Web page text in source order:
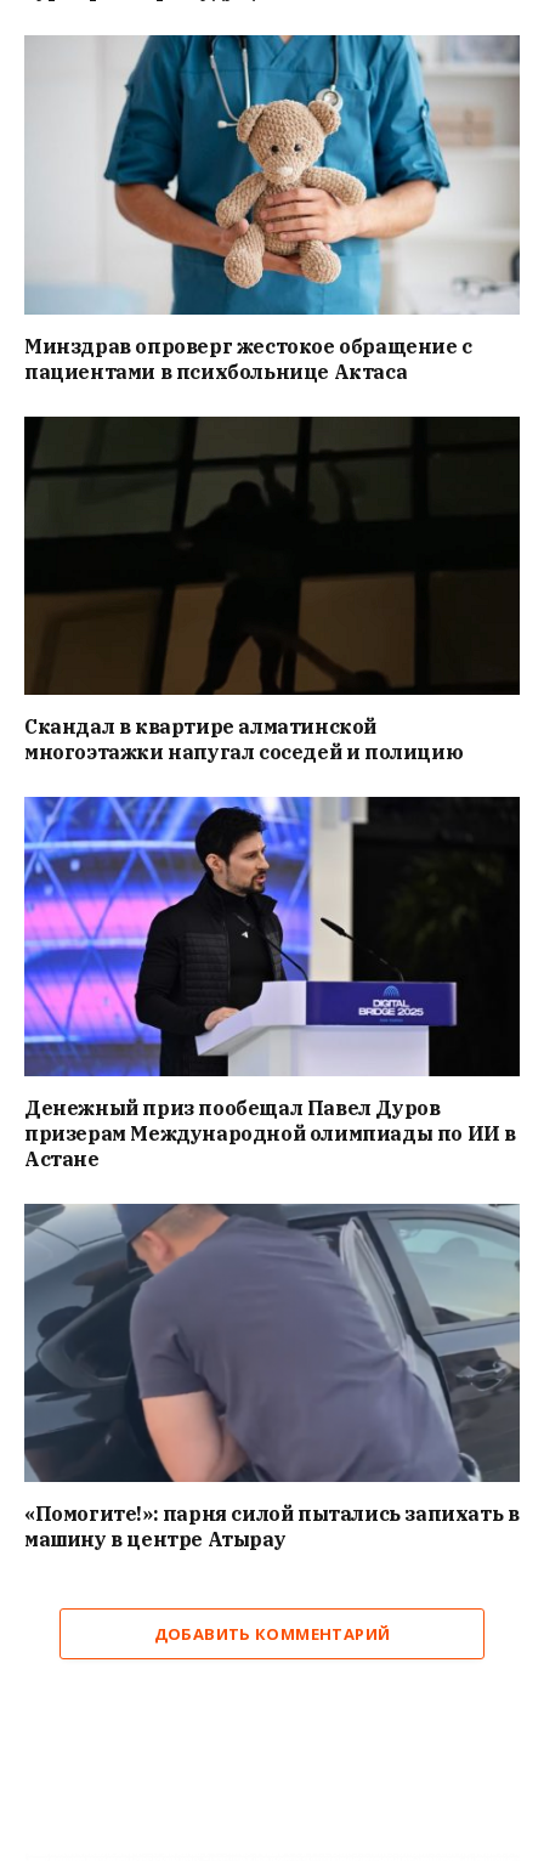
Минздрав опроверг жестокое обращение с
пациентами в психбольнице Актаса
Скандал в квартире алматинской
многоэтажки напугал соседей и полицию
Денежный приз пообещал Павел Дуров
призерам Международной олимпиады по ИИ в
Астане
«Помогите!»: парня силой пытались запихать в
машину в центре Атырау
ДОБАВИТЬ КОММЕНТАРИЙ